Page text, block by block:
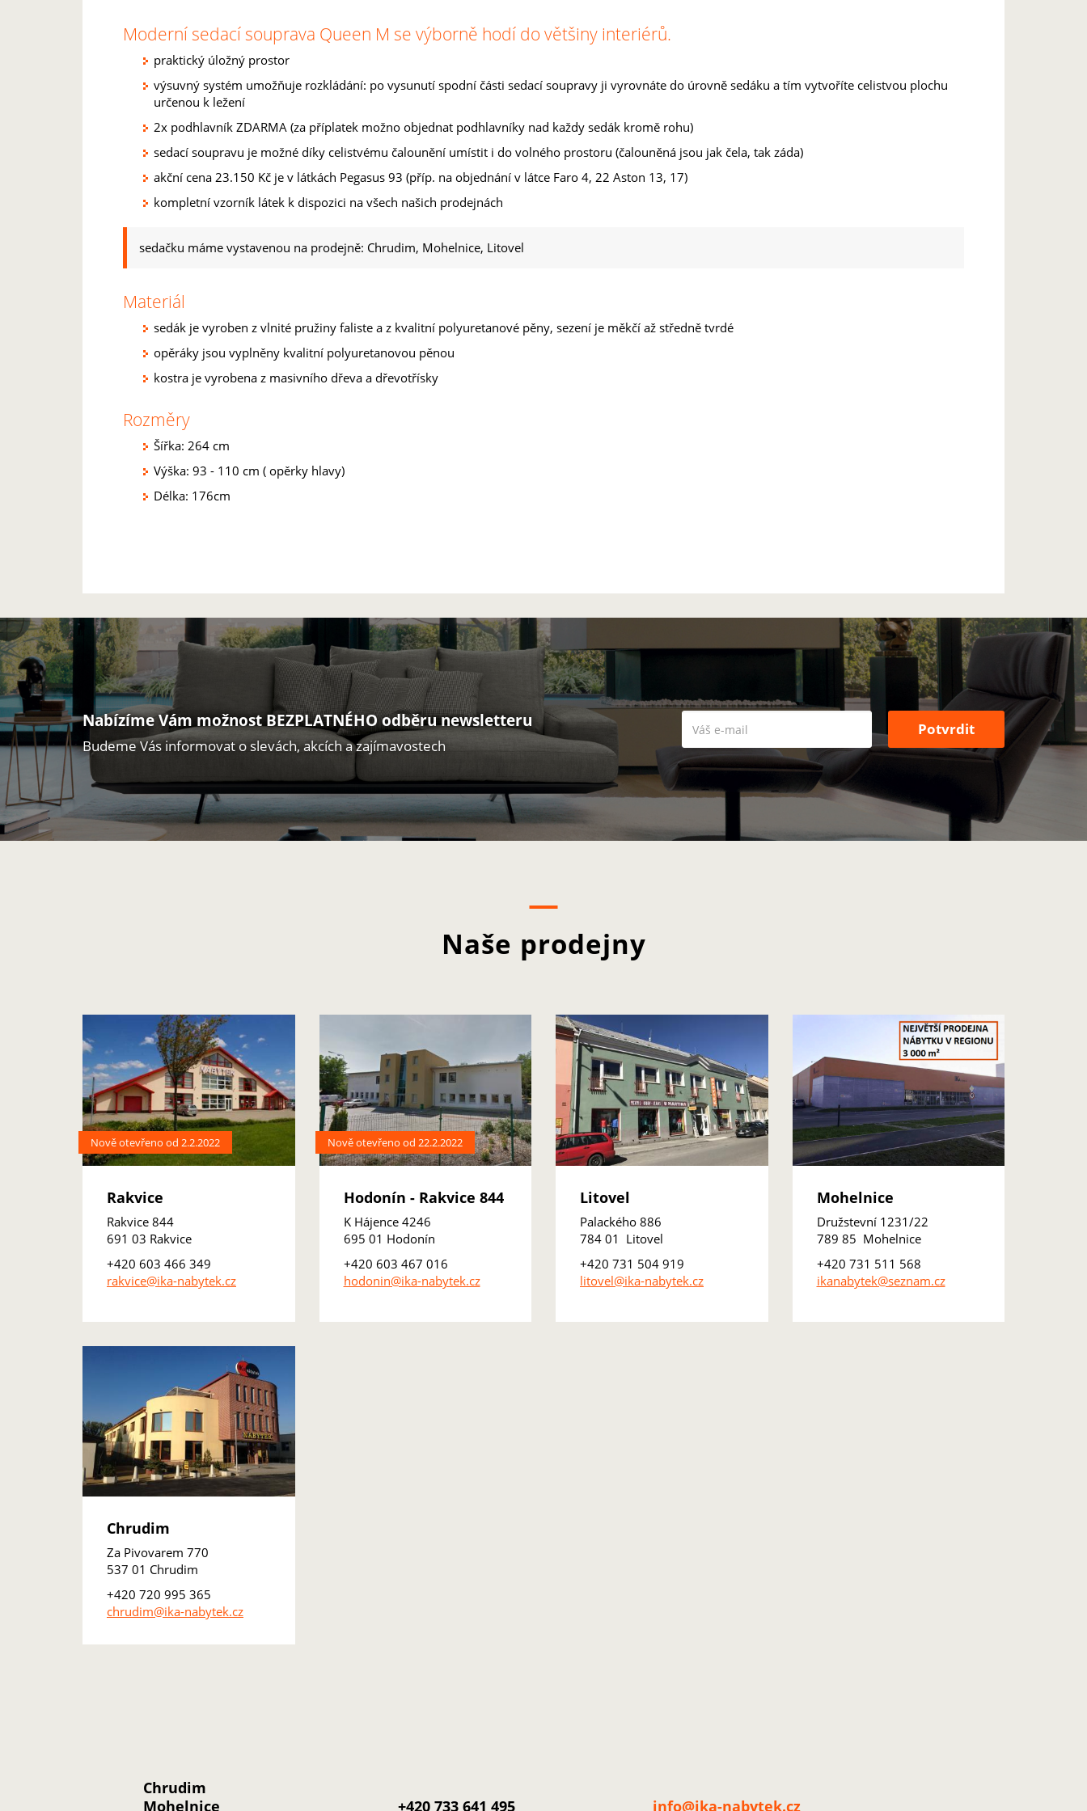
Moderní sedací souprava Queen M se výborně hodí do většiny interiérů.
praktický úložný prostor
výsuvný systém umožňuje rozkládání: po vysunutí spodní části sedací soupravy ji vyrovnáte do úrovně sedáku a tím vytvoříte celistvou plochu
určenou k ležení
2x podhlavník ZDARMA (za příplatek možno objednat podhlavníky nad každy sedák kromě rohu)
sedací soupravu je možné díky celistvému čalounění umístit i do volného prostoru (čalouněná jsou jak čela, tak záda)
akční cena 23.150 Kč je v látkách Pegasus 93 (příp. na objednání v látce Faro 4, 22 Aston 13, 17)
kompletní vzorník látek k dispozici na všech našich prodejnách
sedačku máme vystavenou na prodejně: Chrudim, Mohelnice, Litovel
Materiál
sedák je vyroben z vlnité pružiny faliste a z kvalitní polyuretanové pěny, sezení je měkčí až středně tvrdé
opěráky jsou vyplněny kvalitní polyuretanovou pěnou
kostra je vyrobena z masivního dřeva a dřevotřísky
Rozměry
Šířka: 264 cm
Výška: 93 - 110 cm ( opěrky hlavy)
Délka: 176cm
Nabízíme Vám možnost BEZPLATNÉHO odběru newsletteru
Budeme Vás informovat o slevách, akcích a zajímavostech
Naše prodejny
Nově otevřeno od 2.2.2022
Rakvice
Rakvice 844
691 03 Rakvice
+420 603 466 349
rakvice@ika-nabytek.cz
Nově otevřeno od 22.2.2022
Hodonín - Rakvice 844
K Hájence 4246
695 01 Hodonín
+420 603 467 016
hodonin@ika-nabytek.cz
Litovel
Palackého 886
784 01 Litovel
+420 731 504 919
litovel@ika-nabytek.cz
Mohelnice
Družstevní 1231/22
789 85 Mohelnice
+420 731 511 568
ikanabytek@seznam.cz
Chrudim
Za Pivovarem 770
537 01 Chrudim
+420 720 995 365
chrudim@ika-nabytek.cz
Chrudim
Mohelnice
+420 733 641 495 info@ika-nabytek.cz